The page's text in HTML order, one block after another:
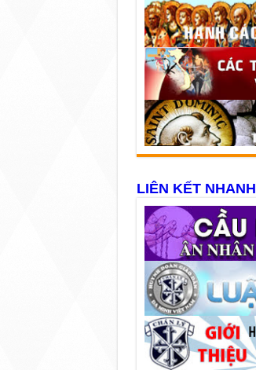
LIÊN KẾT NHANH